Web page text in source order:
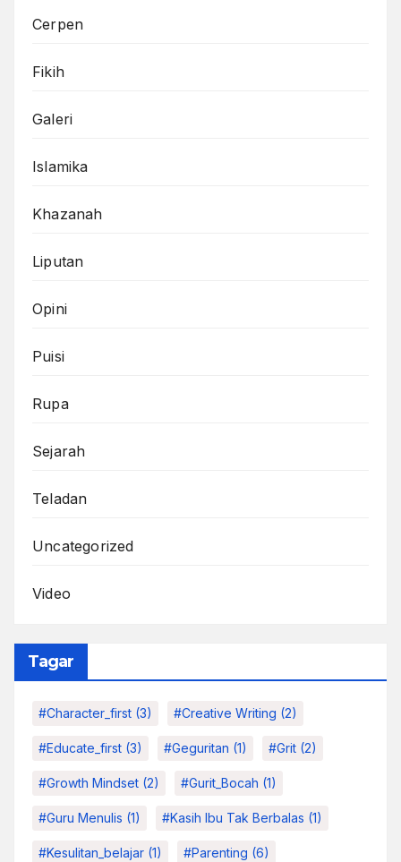
Cerpen
Fikih
Galeri
Islamika
Khazanah
Liputan
Opini
Puisi
Rupa
Sejarah
Teladan
Uncategorized
Video
Tagar
#character_first (3) #Creative Writing (2)
#educate_first (3) #Geguritan (1) #grit (2)
#growth Mindset (2) #Gurit_Bocah (1)
#Guru Menulis (1) #kasih Ibu Tak Berbalas (1)
#kesulitan_belajar (1) #parenting (6)